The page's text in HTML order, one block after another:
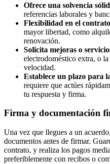
Ofrece una solvencia
referencias laborales y
Flexibilidad en el
mayor libertad, como
renovación.
Solicita mejoras o
electrodoméstico extra, o
velocidad.
Establece un plazo para
requiere que actúes
tu respuesta y firma.
Firma y documentación
Una vez que llegues a un
documentos antes de firmar.
contrato, y realiza los pagos
preferiblemente con recibos o